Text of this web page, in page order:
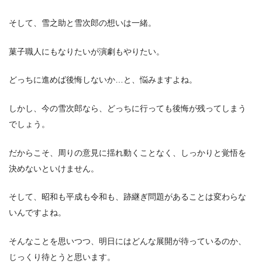
そして、雪之助と雪次郎の想いは一緒。
菓子職人にもなりたいが演劇もやりたい。
どっちに進めば後悔しないか…と、悩みますよね。
しかし、今の雪次郎なら、どっちに行っても後悔が残ってしまう
でしょう。
だからこそ、周りの意見に揺れ動くことなく、しっかりと覚悟を
決めないといけません。
そして、昭和も平成も令和も、跡継ぎ問題があることは変わらな
いんですよね。
そんなことを思いつつ、明日にはどんな展開が待っているのか、
じっくり待とうと思います。